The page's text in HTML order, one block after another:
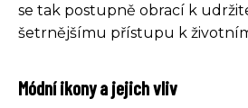
se tak postupně obrací k
šetrnějšímu přístupu k
Módní ikony a jejich vliv